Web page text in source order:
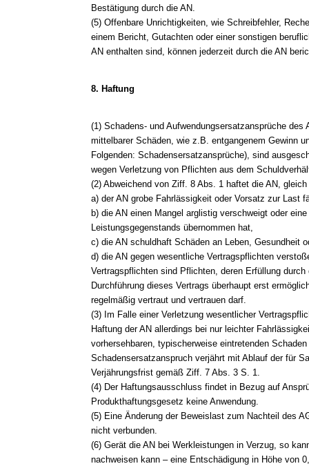
Bestätigung durch die AN.
(5) Offenbare Unrichtigkeiten, wie Schreibfehler,
einem Bericht, Gutachten oder einer sonstigen
AN enthalten sind, können jederzeit durch die AN
8. Haftung
(1) Schadens- und Aufwendungsersatzansprüche des
mittelbarer Schäden, wie z.B. entgangenem Gewinn
Folgenden: Schadensersatzansprüche), sind
wegen Verletzung von Pflichten aus dem
(2) Abweichend von Ziff. 8 Abs. 1 haftet die AN,
a) der AN grobe Fahrlässigkeit oder Vorsatz zur Last
b) die AN einen Mangel arglistig verschweigt oder
Leistungsgegenstands übernommen hat,
c) die AN schuldhaft Schäden an Leben, Gesundheit
d) die AN gegen wesentliche Vertragspflichten
Vertragspflichten sind Pflichten, deren Erfüllung durch
Durchführung dieses Vertrags überhaupt erst
regelmäßig vertraut und vertrauen darf.
(3) Im Falle einer Verletzung wesentlicher
Haftung der AN allerdings bei nur leichter
vorhersehbaren, typischerweise eintretenden
Schadensersatzanspruch verjährt mit Ablauf der für
Verjährungsfrist gemäß Ziff. 7 Abs. 3 S. 1.
(4) Der Haftungsausschluss findet in Bezug auf
Produkthaftungsgesetz keine Anwendung.
(5) Eine Änderung der Beweislast zum Nachteil des
nicht verbunden.
(6) Gerät die AN bei Werkleistungen in Verzug, so
nachweisen kann – eine Entschädigung in Höhe von